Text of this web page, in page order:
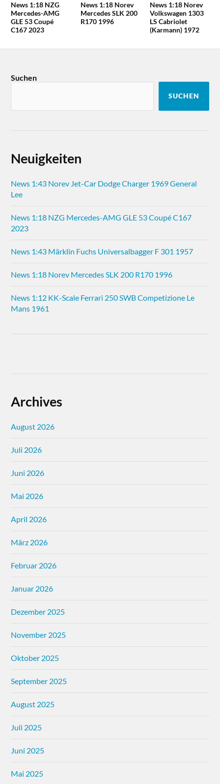
News 1:18 NZG
Mercedes-AMG
GLE 53 Coupé
C167 2023
News 1:18 Norev
Mercedes SLK 200
R170 1996
News 1:18 Norev
Volkswagen 1303
LS Cabriolet
(Karmann) 1972
Suchen
SUCHEN
Neuigkeiten
News 1:43 Norev Jet-Car Dodge Charger 1969 General
Lee
News 1:18 NZG Mercedes-AMG GLE 53 Coupé C167
2023
News 1:43 Märklin Fuchs Universalbagger F 301 1957
News 1:18 Norev Mercedes SLK 200 R170 1996
News 1:12 KK-Scale Ferrari 250 SWB Competizione Le
Mans 1961
Archives
August 2026
Juli 2026
Juni 2026
Mai 2026
April 2026
März 2026
Februar 2026
Januar 2026
Dezember 2025
November 2025
Oktober 2025
September 2025
August 2025
Juli 2025
Juni 2025
Mai 2025